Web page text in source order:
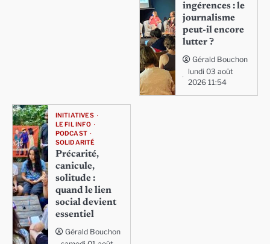
ingérences : le
journalisme
peut-il encore
lutter ?
Gérald Bouchon
lundi 03 août
2026 11:54
INITIATIVES
LE FIL INFO
PODCAST
SOLIDARITÉ
Précarité,
canicule,
solitude :
quand le lien
social devient
essentiel
Gérald Bouchon